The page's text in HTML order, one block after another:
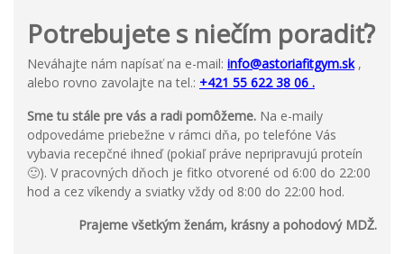
Potrebujete s niečím poradiť?
Neváhajte nám napísať na e-mail: info@astoriafitgym.sk,
alebo rovno zavolajte na tel.: +421 55 622 38 06 .
Sme tu stále pre vás a radi pomôžeme. Na e-maily
odpovedáme priebežne v rámci dňa, po telefóne Vás
vybavia recepčné ihneď (pokiaľ práve nepripravujú proteín
🙂). V pracovných dňoch je fitko otvorené od 6:00 do 22:00
hod a cez víkendy a sviatky vždy od 8:00 do 22:00 hod.
Prajeme všetkým ženám, krásny a pohodový MDŽ.